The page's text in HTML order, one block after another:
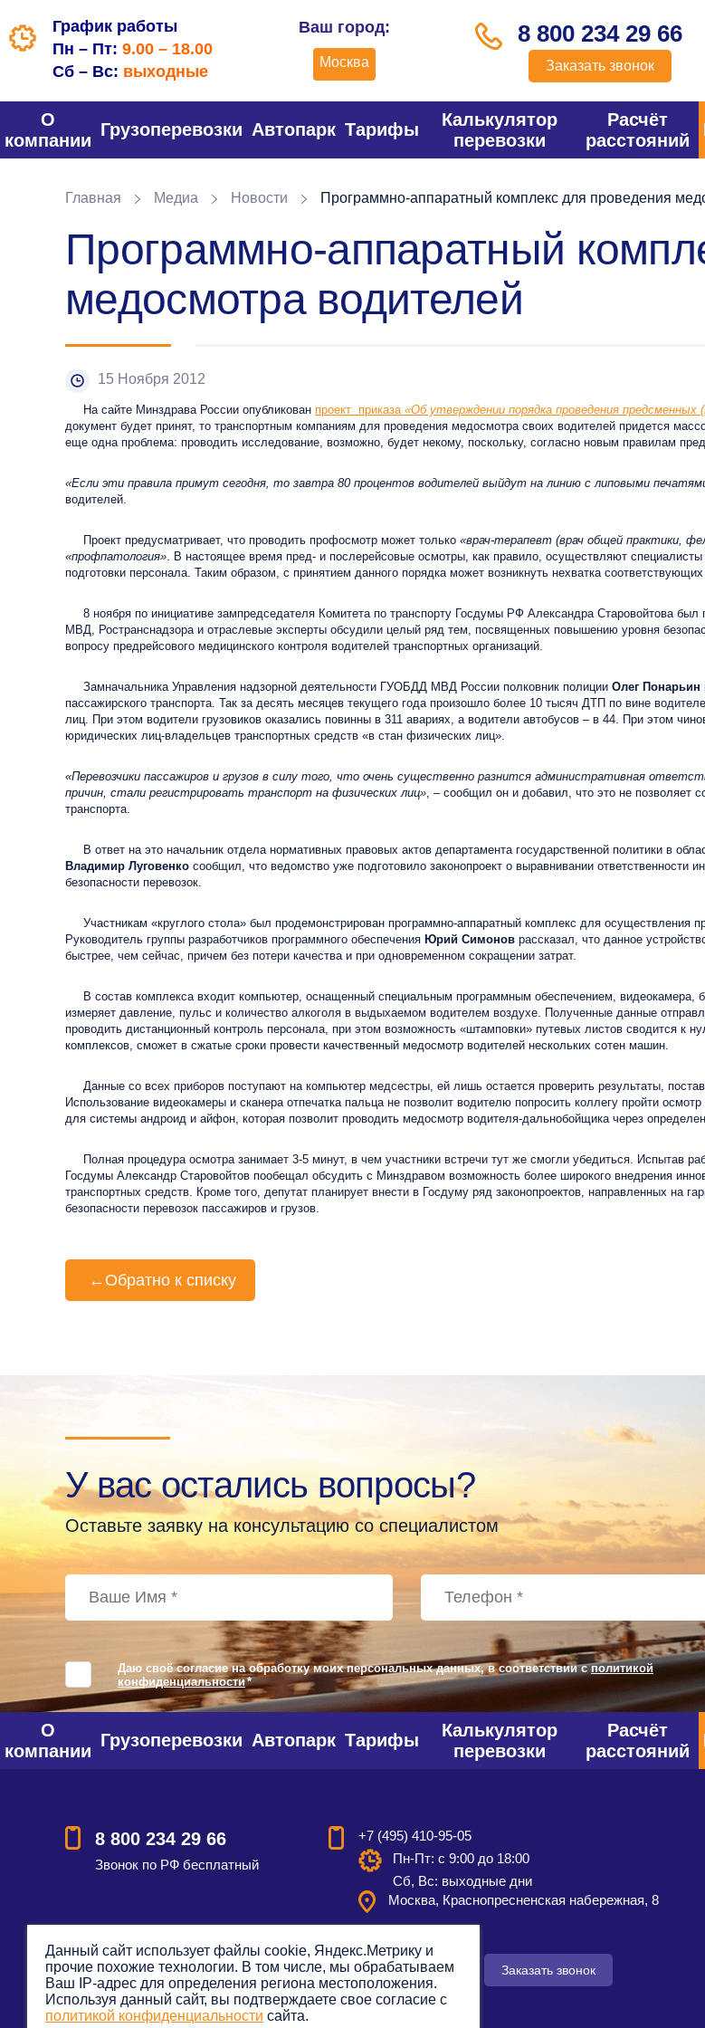
График работы
Пн – Пт: 9.00 – 18.00
Сб – Вс: выходные
Ваш город:
Москва
8 800 234 29 66
Заказать звонок
О
компании
Грузоперевозки Автопарк Тарифы
Калькулятор
перевозки
Расчёт
расстояний
Главная Медиа Новости Программно-аппаратный комплекс для проведения
Программно-аппаратный
медосмотра водителей
15 Ноября 2012
На сайте Минздрава России опубликован проект приказа «Об утверждении порядка проведения
документ будет принят, то транспортным компаниям для проведения медосмотра своих водителей придется
еще одна проблема: проводить исследование, возможно, будет некому, поскольку, согласно новым правилам
«Если эти правила примут сегодня, то завтра 80 процентов водителей выйдут на линию с липовыми
водителей.
Проект предусматривает, что проводить профосмотр может только «врач-терапевт (врач общей практики,
«профпатология». В настоящее время пред- и послерейсовые осмотры, как правило, осуществляют
подготовки персонала. Таким образом, с принятием данного порядка может возникнуть нехватка
8 ноября по инициативе зампредседателя Комитета по транспорту Госдумы РФ Александра Старовойтова был
МВД, Ространснадзора и отраслевые эксперты обсудили целый ряд тем, посвященных повышению уровня
вопросу предрейсового медицинского контроля водителей транспортных организаций.
Замначальника Управления надзорной деятельности ГУОБДД МВД России полковник полиции Олег Понарьин
пассажирского транспорта. Так за десять месяцев текущего года произошло более 10 тысяч ДТП по вине
лиц. При этом водители грузовиков оказались повинны в 311 авариях, а водители автобусов – в 44. При этом
юридических лиц-владельцев транспортных средств «в стан физических лиц».
«Перевозчики пассажиров и грузов в силу того, что очень существенно разнится административная
причин, стали регистрировать транспорт на физических лиц», – сообщил он и добавил, что это не позволяет
транспорта.
В ответ на это начальник отдела нормативных правовых актов департамента государственной политики в
Владимир Луговенко сообщил, что ведомство уже подготовило законопроект о выравнивании
безопасности перевозок.
Участникам «круглого стола» был продемонстрирован программно-аппаратный комплекс для осуществления
Руководитель группы разработчиков программного обеспечения Юрий Симонов рассказал, что данное
быстрее, чем сейчас, причем без потери качества и при одновременном сокращении затрат.
В состав комплекса входит компьютер, оснащенный специальным программным обеспечением, видеокамера,
измеряет давление, пульс и количество алкоголя в выдыхаемом водителем воздухе. Полученные данные
проводить дистанционный контроль персонала, при этом возможность «штамповки» путевых листов сводится к
комплексов, сможет в сжатые сроки провести качественный медосмотр водителей нескольких сотен машин.
Данные со всех приборов поступают на компьютер медсестры, ей лишь остается проверить результаты,
Использование видеокамеры и сканера отпечатка пальца не позволит водителю попросить коллегу пройти
для системы андроид и айфон, которая позволит проводить медосмотр водителя-дальнобойщика через
Полная процедура осмотра занимает 3-5 минут, в чем участники встречи тут же смогли убедиться. Испытав
Госдумы Александр Старовойтов пообещал обсудить с Минздравом возможность более широкого внедрения
транспортных средств. Кроме того, депутат планирует внести в Госдуму ряд законопроектов, направленных на
безопасности перевозок пассажиров и грузов.
← Обратно к списку
У вас остались вопросы?
Оставьте заявку на консультацию со специалистом
Даю своё согласие на обработку моих персональных данных, в соответствии сполитикой
конфиденциальности*
О
компании
Грузоперевозки Автопарк Тарифы
Калькулятор
перевозки
Расчёт
расстояний
8 800 234 29 66
Звонок по РФ бесплатный
+7 (495) 410-95-05
Пн-Пт: с 9:00 до 18:00
Сб, Вс: выходные дни
Москва, Краснопресненская набережная, 8
Смотреть на карте Оставить заявку Заказать звонок
Данный сайт использует файлы cookie, Яндекс.Метрику и
прочие похожие технологии. В том числе, мы обрабатываем
Ваш IP-адрес для определения региона местоположения.
Используя данный сайт, вы подтверждаете свое согласие с
политикой конфиденциальности сайта.